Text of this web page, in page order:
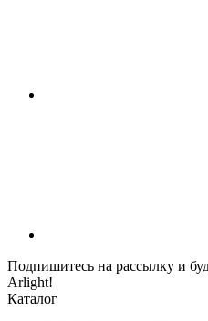
Подпишитесь на рассылку и
Arlight!
Каталог